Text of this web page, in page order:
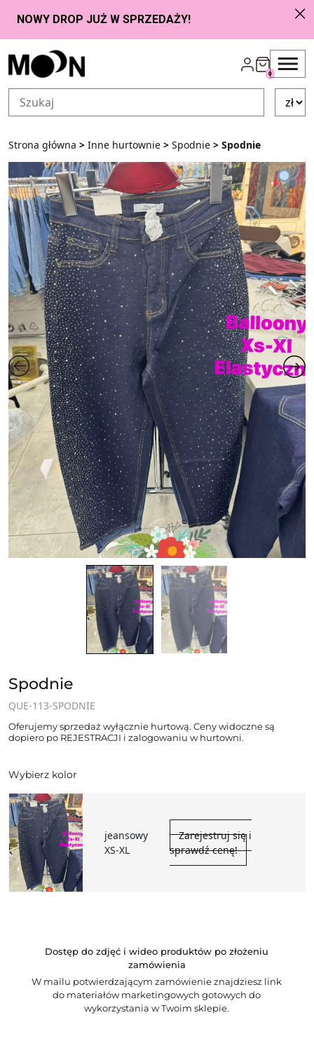
Przejdź do zawartości
0
Strona główna > Inne hurtownie > Spodnie > Spodnie
Spodnie
QUE-113-SPODNIE
Oferujemy sprzedaż wyłącznie hurtową. Ceny widoczne są
dopiero po REJESTRACJI i zalogowaniu w hurtowni.
Wybierz kolor
jeansowy
XS-XL
Zarejestruj się i
sprawdź cenę!
Dostęp do zdjęć i wideo produktów po złożeniu
zamówienia
W mailu potwierdzającym zamówienie znajdziesz link
do materiałów marketingowych gotowych do
wykorzystania w Twoim sklepie.